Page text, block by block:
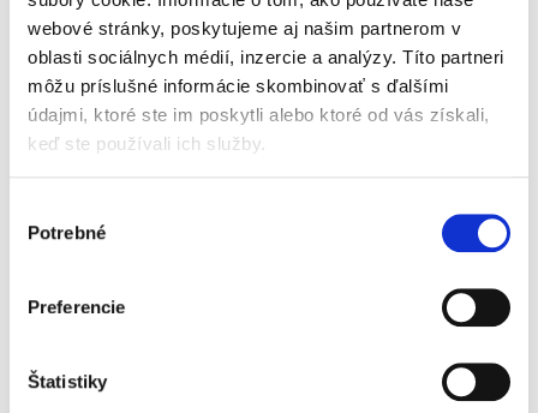
webové stránky, poskytujeme aj našim partnerom v
oblasti sociálnych médií, inzercie a analýzy. Títo partneri
môžu príslušné informácie skombinovať s ďalšími
údajmi, ktoré ste im poskytli alebo ktoré od vás získali,
keď ste používali ich služby.
súhlasu
Potrebné
Preferencie
Štatistiky
Compliance a
regulácie
79,00 €
Predkladané odborné dielo predstavuje